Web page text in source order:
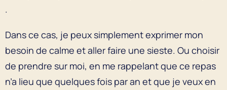
.
Dans ce cas, je peux simplement exprimer mon
besoin de calme et aller faire une sieste. Ou choisir
de prendre sur moi, en me rappelant que ce repas
n’a lieu que quelques fois par an et que je veux en